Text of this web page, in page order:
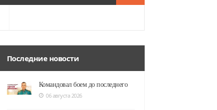
Последние новости
Командовал боем до последнего
06 августа 2026